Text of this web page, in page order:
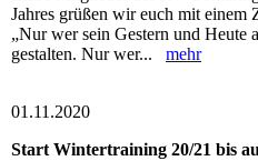
Jahres grüßen wir euch mit einem
„Nur wer sein Gestern und Heute
gestalten. Nur wer... mehr
01.11.2020
Start Wintertraining 20/21 bis